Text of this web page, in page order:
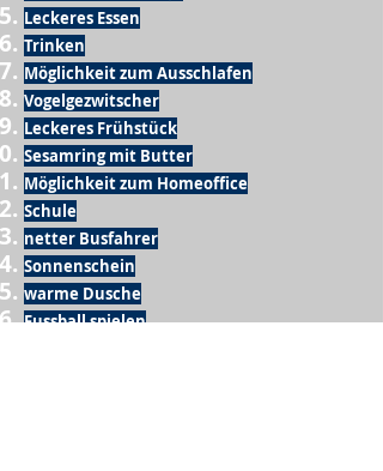
Leckeres Essen
Trinken
Möglichkeit zum Ausschlafen
Vogelgezwitscher
Leckeres Frühstück
Sesamring mit Butter
Möglichkeit zum Homeoffice
Schule
netter Busfahrer
Sonnenschein
warme Dusche
Fussball spielen